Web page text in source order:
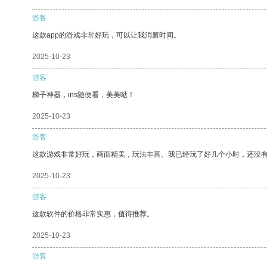
游客
这款app的游戏非常好玩，可以让我消磨时间。
2025-10-23
游客
梯子神器，ins随便看，美美哒！
2025-10-23
游客
这款游戏非常好玩，画面精美，玩法丰富。我已经玩了好几个小时，还没
2025-10-23
游客
这款软件的价格非常实惠，值得推荐。
2025-10-23
游客